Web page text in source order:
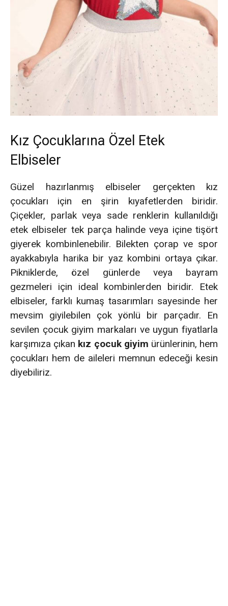
Kız Çocuklarına Özel Etek
Elbiseler
Güzel hazırlanmış elbiseler gerçekten kız
çocukları için en şirin kıyafetlerden biridir.
Çiçekler, parlak veya sade renklerin kullanıldığı
etek elbiseler tek parça halinde veya içine tişört
giyerek kombinlenebilir. Bilekten çorap ve spor
ayakkabıyla harika bir yaz kombini ortaya çıkar.
Pikniklerde, özel günlerde veya bayram
gezmeleri için ideal kombinlerden biridir. Etek
elbiseler, farklı kumaş tasarımları sayesinde her
mevsim giyilebilen çok yönlü bir parçadır. En
sevilen çocuk giyim markaları ve uygun fiyatlarla
karşımıza çıkan kız çocuk giyim ürünlerinin, hem
çocukları hem de aileleri memnun edeceği kesin
diyebiliriz.